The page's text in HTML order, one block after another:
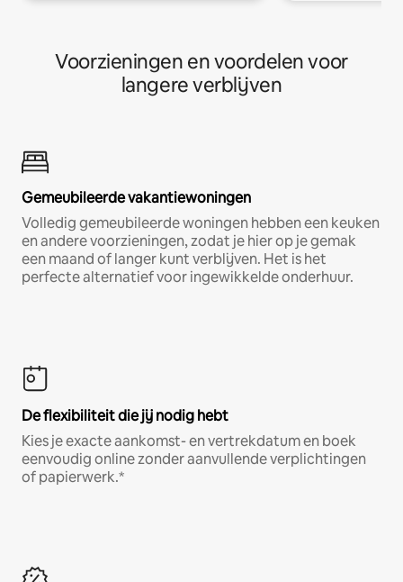
Voorzieningen en voordelen voor
langere verblijven
Gemeubileerde vakantiewoningen
Volledig gemeubileerde woningen hebben een keuken
en andere voorzieningen, zodat je hier op je gemak
een maand of langer kunt verblijven. Het is het
perfecte alternatief voor ingewikkelde onderhuur.
De flexibiliteit die jij nodig hebt
Kies je exacte aankomst- en vertrekdatum en boek
eenvoudig online zonder aanvullende verplichtingen
of papierwerk.*